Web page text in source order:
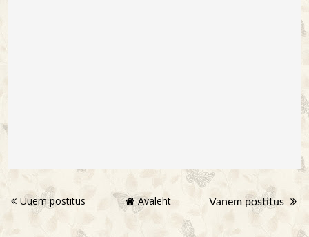
Uuem postitus Vanem postitus
Avaleht